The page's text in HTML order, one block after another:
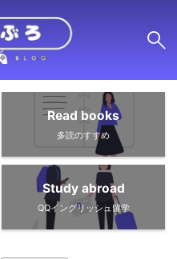
Read books
多読のすすめ
Study abroad
QQイングリッシュ留学